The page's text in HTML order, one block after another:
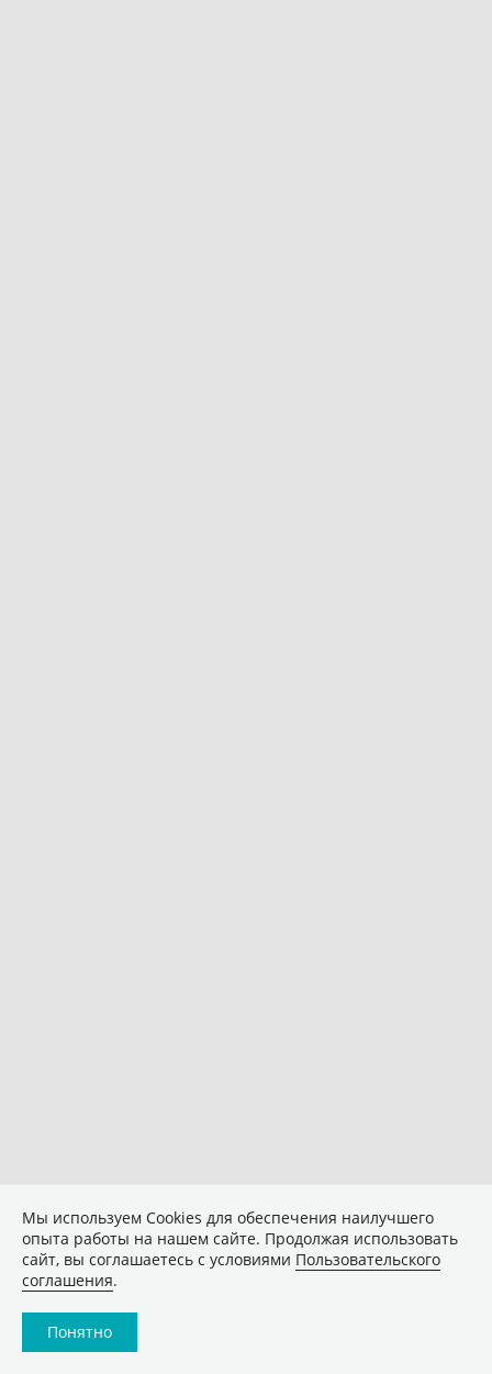
Мы используем Сookies для обеспечения наилучшего
опыта работы на нашем сайте. Продолжая использовать
сайт, вы соглашаетесь с условиями Пользовательского
соглашения.
Понятно